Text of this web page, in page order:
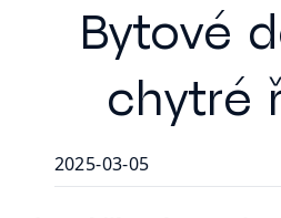
Bytové
chytré
2025-03-05